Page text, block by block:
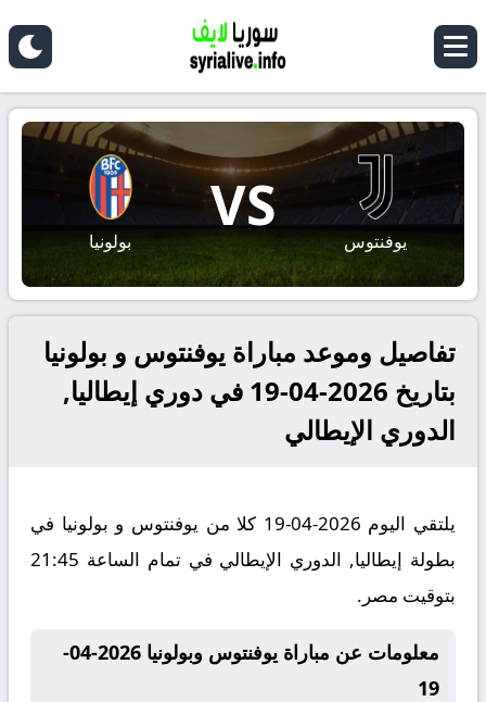
يوفنتوس
VS
بولونيا
تفاصيل وموعد مباراة يوفنتوس و بولونيا
بتاريخ 2026-04-19 في دوري إيطاليا,
الدوري الإيطالي
يلتقي اليوم 2026-04-19 كلا من يوفنتوس و بولونيا في
بطولة إيطاليا, الدوري الإيطالي في تمام الساعة 21:45
بتوقيت مصر.
معلومات عن مباراة يوفنتوس وبولونيا 2026-04-
19